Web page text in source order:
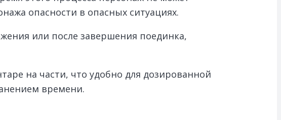
опасности в опасных ситуациях.
или после завершения поединка,
на части, что удобно для дозированной
времени.